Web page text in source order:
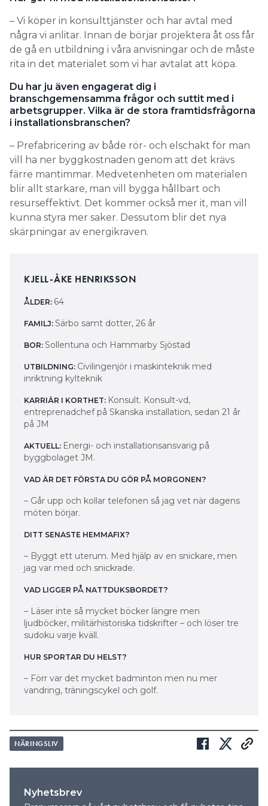
– Vi köper in konsulttjänster och har avtal med
några vi anlitar. Innan de börjar projektera åt oss får
de gå en utbildning i våra anvisningar och de måste
rita in det materialet som vi har avtalat att köpa.
Du har ju även engagerat dig i
branschgemensamma frågor och suttit med i
arbetsgrupper. Vilka är de stora framtidsfrågorna
i installationsbranschen?
– Prefabricering av både rör- och elschakt för man
vill ha ner byggkostnaden genom att det krävs
färre mantimmar. Medvetenheten om materialen
blir allt starkare, man vill bygga hållbart och
resurseffektivt. Det kommer också mer it, man vill
kunna styra mer saker. Dessutom blir det nya
skärpningar av energikraven.
KJELL-ÅKE HENRIKSSON
ÅLDER: 64
FAMILJ: Särbo samt dotter, 26 år
BOR: Sollentuna och Hammarby Sjöstad
UTBILDNING: Civilingenjör i maskinteknik med
inriktning kylteknik
KARRIÄR I KORTHET: Konsult. Konsult-vd,
entreprenadchef på Skanska installation, sedan 21 år
på JM
AKTUELL: Energi- och installationsansvarig på
byggbolaget JM.
VAD ÄR DET FÖRSTA DU GÖR PÅ MORGONEN?
– Går upp och kollar telefonen så jag vet när dagens
möten börjar.
DITT SENASTE HEMMAFIX?
– Byggt ett uterum. Med hjälp av en snickare, men
jag var med och snickrade.
VAD LIGGER PÅ NATTDUKSBORDET?
– Läser inte så mycket böcker längre men
ljudböcker, militärhistoriska tidskrifter – och löser tre
sudoku varje kväll.
HUR SPORTAR DU HELST?
– Förr var det mycket badminton men nu mer
vandring, träningscykel och golf.
NÄRINGSLIV
Nyhetsbrev